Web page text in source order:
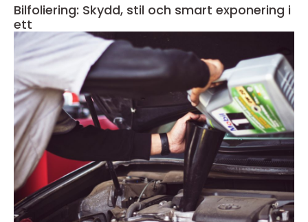
Bilfoliering: Skydd, stil och smart exponering i
ett